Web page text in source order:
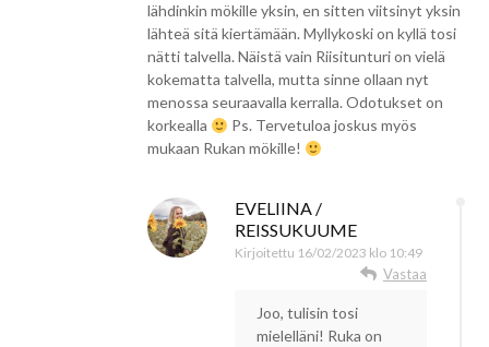
lähdinkin mökille yksin, en sitten viitsinyt yksin
lähteä sitä kiertämään. Myllykoski on kyllä tosi
nätti talvella. Näistä vain Riisitunturi on vielä
kokematta talvella, mutta sinne ollaan nyt
menossa seuraavalla kerralla. Odotukset on
korkealla
Ps. Tervetuloa joskus myös
mukaan Rukan mökille!
EVELIINA /
REISSUKUUME
Kirjoitettu 16/02/2023 klo 10:49
Vastaa
Joo, tulisin tosi
mielelläni! Ruka on